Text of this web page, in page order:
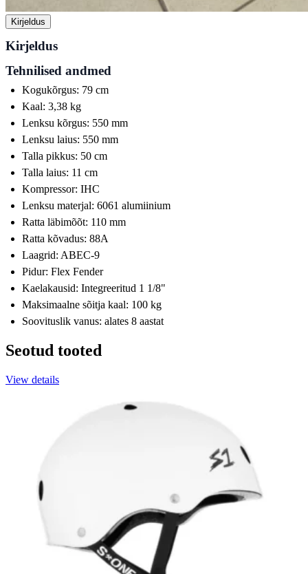
Kirjeldus
Kirjeldus
Tehnilised andmed
Kogukõrgus: 79 cm
Kaal: 3,38 kg
Lenksu kõrgus: 550 mm
Lenksu laius: 550 mm
Talla pikkus: 50 cm
Talla laius: 11 cm
Kompressor: IHC
Lenksu materjal: 6061 alumiinium
Ratta läbimõõt: 110 mm
Ratta kõvadus: 88A
Laagrid: ABEC-9
Pidur: Flex Fender
Kaelakausid: Integreeritud 1 1/8"
Maksimaalne sõitja kaal: 100 kg
Soovituslik vanus: alates 8 aastat
Seotud tooted
View details